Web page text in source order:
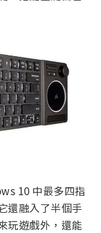
10 中最多四指
還融入了半個手
玩遊戲外，還能